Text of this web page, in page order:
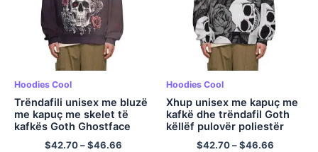
Hoodies Cool
Trëndafili unisex me bluzë
me kapuç me skelet të
kafkës Goth Ghostface
Hoodie
$42.70–$46.66
Hoodies Cool
Xhup unisex me kapuç me
kafkë dhe trëndafil Goth
këllëf pulovër poliestër
$42.70–$46.66